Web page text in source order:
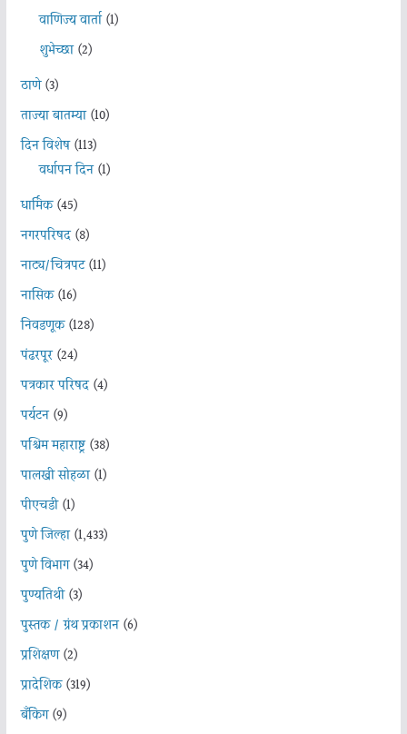
वाणिज्य वार्ता(1)
शुभेच्छा(2)
ठाणे(3)
ताज्या बातम्या(10)
दिन विशेष(113)
वर्धापन दिन(1)
धार्मिक(45)
नगरपरिषद(8)
नाट्य/चित्रपट(11)
नासिक(16)
निवडणूक(128)
पंढरपूर(24)
पत्रकार परिषद(4)
पर्यटन(9)
पश्चिम महाराष्ट्र(38)
पालखी सोहळा(1)
पीएचडी(1)
पुणे जिल्हा(1,433)
पुणे विभाग(34)
पुण्यतिथी(3)
पुस्तक / ग्रंथ प्रकाशन(6)
प्रशिक्षण(2)
प्रादेशिक(319)
बँकिंग(9)